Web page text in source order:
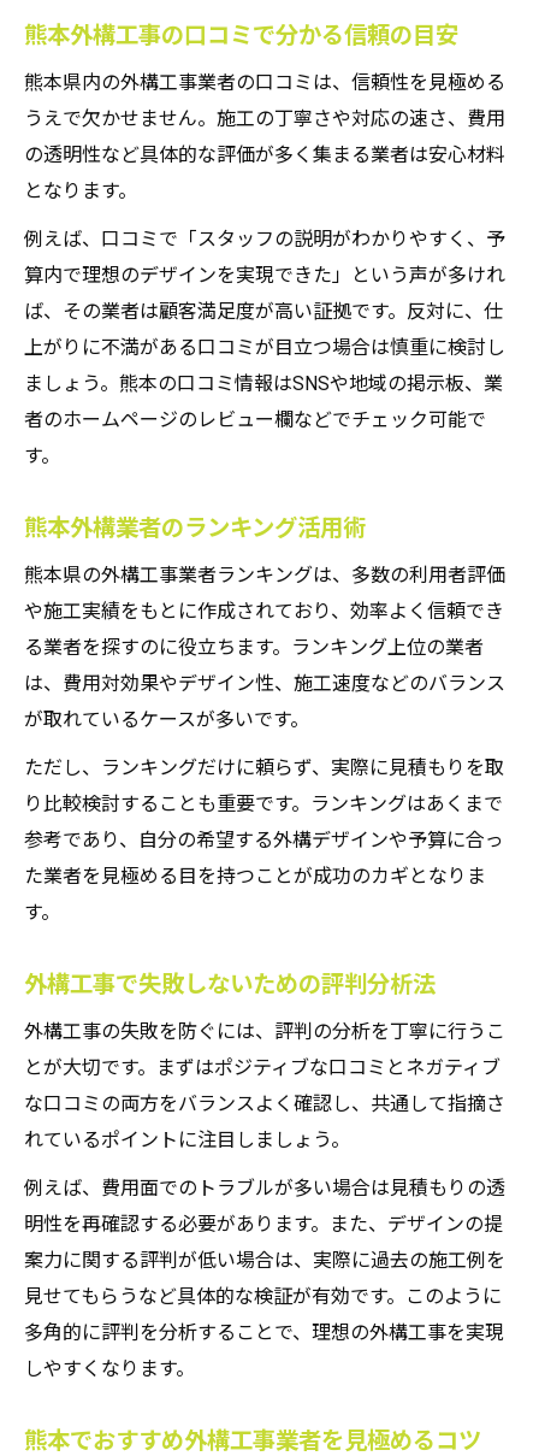
ト
口コミを活かした賢い外構工事依頼のコツ
熊本外構工事の口コミを依頼前に確認する
意義
外構工事の評判が高い熊本業者の特徴とは
熊本外構業者の口コミ比較で分かる満足度
外構工事依頼で失敗しないための口コミ活
用術
ト
外構工事熊本安い業者の選び方と評判
外構工事の熊本口コミで分かる費用相場
おしゃれな外構工事と費用のバランスを取
る方法
熊本外構工事で理想と予算を両立するコツ
理想に近づく外構工事の満足度アップ術
外構工事の評判を踏まえた満足度向上策
熊本エクステリア評判で選ぶ外構工事の秘
訣
熊本外構業者のランキングと満足度の関係
性
おしゃれ重視の外構工事で満足度を高める
工夫
熊本外構工事の口コミで分かる信頼の目安
熊本県内の外構工事業者の口コミは、信頼性を見極める
うえで欠かせません。施工の丁寧さや対応の速さ、費用
の透明性など具体的な評価が多く集まる業者は安心材料
となります。
例えば、口コミで「スタッフの説明がわかりやすく、予
算内で理想のデザインを実現できた」という声が多けれ
ば、その業者は顧客満足度が高い証拠です。反対に、仕
上がりに不満がある口コミが目立つ場合は慎重に検討し
ましょう。熊本の口コミ情報はSNSや地域の掲示板、業
者のホームページのレビュー欄などでチェック可能で
す。
熊本外構業者のランキング活用術
熊本県の外構工事業者ランキングは、多数の利用者評価
や施工実績をもとに作成されており、効率よく信頼でき
る業者を探すのに役立ちます。ランキング上位の業者
は、費用対効果やデザイン性、施工速度などのバランス
が取れているケースが多いです。
ただし、ランキングだけに頼らず、実際に見積もりを取
り比較検討することも重要です。ランキングはあくまで
参考であり、自分の希望する外構デザインや予算に合っ
た業者を見極める目を持つことが成功のカギとなりま
す。
外構工事で失敗しないための評判分析法
外構工事の失敗を防ぐには、評判の分析を丁寧に行うこ
とが大切です。まずはポジティブな口コミとネガティブ
な口コミの両方をバランスよく確認し、共通して指摘さ
れているポイントに注目しましょう。
例えば、費用面でのトラブルが多い場合は見積もりの透
明性を再確認する必要があります。また、デザインの提
案力に関する評判が低い場合は、実際に過去の施工例を
見せてもらうなど具体的な検証が有効です。このように
多角的に評判を分析することで、理想の外構工事を実現
しやすくなります。
熊本でおすすめ外構工事業者を見極めるコツ